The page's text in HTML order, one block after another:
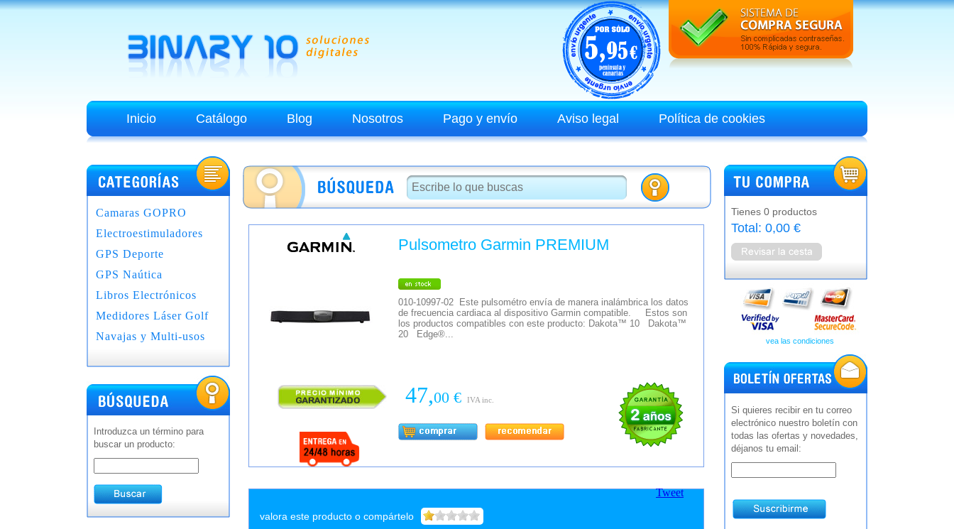
Inicio Catálogo Blog Nosotros Pago y envío Aviso legal Política de cookies
Tienes 0 productos
Total: 0,00 €
vea las condiciones
Si quieres recibir en tu correo
electrónico nuestro boletín con
todas las ofertas y novedades,
déjanos tu email:
Pulsometro Garmin PREMIUM
010-10997-02 Este pulsométro envía de manera inalámbrica los datos
de frecuencia cardiaca al dispositivo Garmin compatible. Estos son
los productos compatibles con este producto: Dakota™ 10 Dakota™
20 Edge®...
47,00 € IVA inc.
valora este producto o compártelo
Tweet
Camaras GOPRO
Electroestimuladores
GPS Deporte
GPS Naútica
Libros Electrónicos
Medidores Láser Golf
Navajas y Multi-usos
Introduzca un término para
buscar un producto: